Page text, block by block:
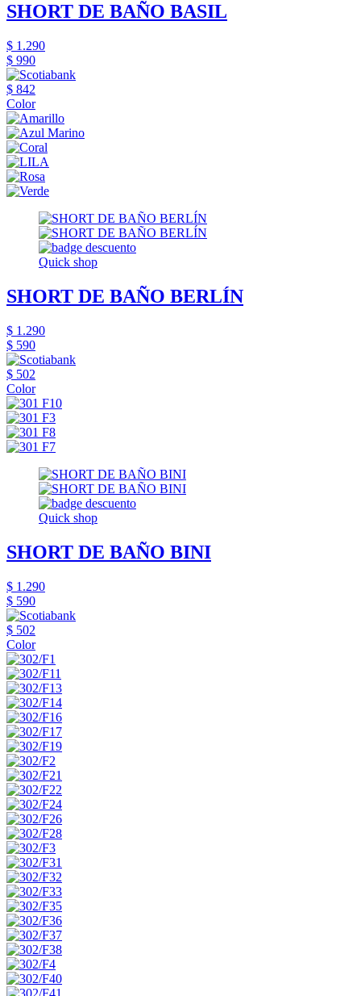
SHORT DE BAÑO BASIL
$ 1.290
$ 990
$ 842
Color
Quick shop
SHORT DE BAÑO BERLÍN
$ 1.290
$ 590
$ 502
Color
Quick shop
SHORT DE BAÑO BINI
$ 1.290
$ 590
$ 502
Color